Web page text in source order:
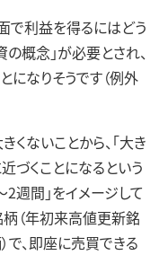
で利益を得るにはどう
概念」が必要とされ、
なりそうです（例外
ないことから、「大き
づくことになるという
週間」をイメージして
柄（年初来高値更新銘
、即座に売買できる